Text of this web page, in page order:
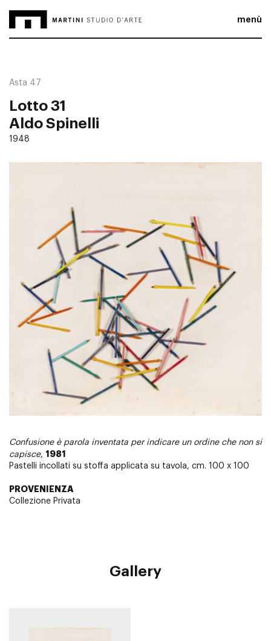
menù
Asta 47
Lotto 31
Aldo Spinelli
1948
Confusione è parola inventata per indicare un ordine che non si
capisce, 1981
Pastelli incollati su stoffa applicata su tavola, cm. 100 x 100
PROVENIENZA
Collezione Privata
Gallery